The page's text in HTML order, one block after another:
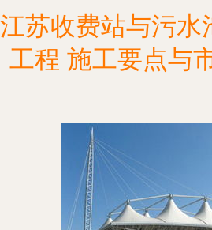
江苏收费站与污水
工程 施工要点与